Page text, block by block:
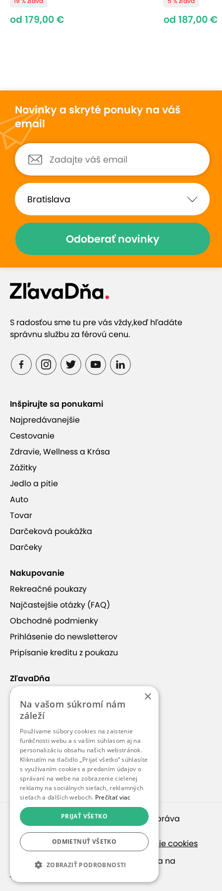
lete
V jeho okolí je mnoho lyžiarskych stredísk, do
ktorých premáva bezplatný skibus. Novinkou je
tubingová dráha, ktorá je zábavou pre deti a
adrenalínom pre dospelých. Samozrejmosťou
lyžiarskych stredísk je lyžiarska škôlka, požičovne
lyžiarskeho výstroja a snowboardov, stánky s
občerstvením a mnoho ďalšieho. Vo všetkých
týchto strediskách si prídu na svoje nie len skúsení
lyžiari ale aj začiatočníci, pretože svahy sú
podmienkami pripravené pre všetkých. Lyžiari
môžu využiť aj možnosť bežeckých tratí, ktoré sa
tiahnu v celkovej dĺžke 20 km.
Ski centrum Ždiar - Strednica (900 m)
Ski centrum Strachan (350 m)
Ski Bachledová (5 km)
Lyžiarsky vlek - Krasuľa (50 m)
Požičovňa lyží Speed ski (10 m)
od 179,00 € od 187,00 €
Novinky a skryté ponuky na váš
email
Odoberať novinky
S radosťou sme tu pre vás vždy,keď hľadáte
správnu službu za férovú cenu.
Inšpirujte sa ponukami
Najpredávanejšie
Cestovanie
Zdravie, Wellness a Krása
Zážitky
Jedlo a pitie
Auto
Tovar
Darčeková poukážka
Darčeky
Nakupovanie
Rekreačné poukazy
Najčastejšie otázky (FAQ)
Obchodné podmienky
Prihlásenie do newsletterov
Pripísanie kreditu z poukazu
ZľavaDňa
Náš príbeh
Kontakt
Kariéra
Blog
Pre médiá
Pre partnerov
© 2010 – 2026inspirago s. r. o.
. Všetky práva
vyhradené.
Ochrana osobných údajov|
Nastavenie cookies
Ak hľadáte ponuky v češtine, pozrite sa na
SlevaDne.cz
×
Na vašom súkromí nám
záleží
Používame súbory cookies na zaistenie
funkčnosti webu a s vaším súhlasom aj na
personalizáciu obsahu našich webstránok.
Kliknutím na tlačidlo „Prijať všetko“ súhlasíte
s využívaním cookies a predaním údajov o
správaní na webe na zobrazenie cielenej
reklamy na sociálnych sieťach, reklamných
sieťach a ďalších weboch. Prečítať viac
PRIJAŤ VŠETKO
ODMIETNUŤ VŠETKO
ZOBRAZIŤ PODROBNOSTI